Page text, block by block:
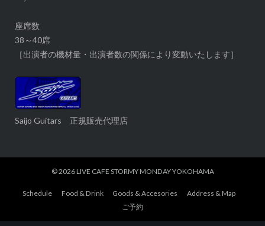
座席数
38～40席
［出演者の機材量・出演者数の関係により変動いたします］
Saijo Guitars 正規販売代理店
© 2026LIVE CAFE STORMY MONDAY YOKOHAMA
Schedule Food & Drink Goods & Accesories
Address & Map
ご予約